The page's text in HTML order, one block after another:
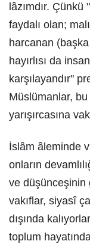
lâzımdır. Çünkü
faydalı olan;
harcanan
hayırlısı da
karşılayandır"
Müslümanlar,
yarışırcasına
İslâm âleminde
onların
ve düşünceşinin
vakıflar, siyasî
dışında
toplum